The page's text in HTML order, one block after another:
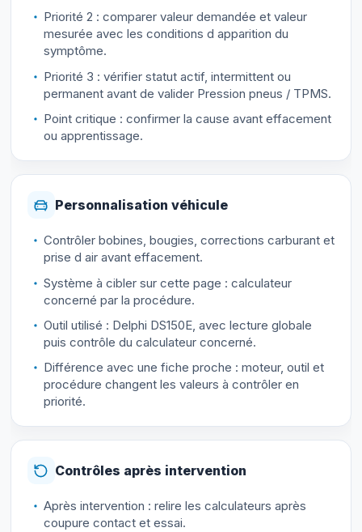
Priorité 2 : comparer valeur demandée et valeur
mesurée avec les conditions d apparition du
symptôme.
Priorité 3 : vérifier statut actif, intermittent ou
permanent avant de valider Pression pneus / TPMS.
Point critique : confirmer la cause avant effacement
ou apprentissage.
Personnalisation véhicule
Contrôler bobines, bougies, corrections carburant et
prise d air avant effacement.
Système à cibler sur cette page : calculateur
concerné par la procédure.
Outil utilisé : Delphi DS150E, avec lecture globale
puis contrôle du calculateur concerné.
Différence avec une fiche proche : moteur, outil et
procédure changent les valeurs à contrôler en
priorité.
Contrôles après intervention
Après intervention : relire les calculateurs après
coupure contact et essai.